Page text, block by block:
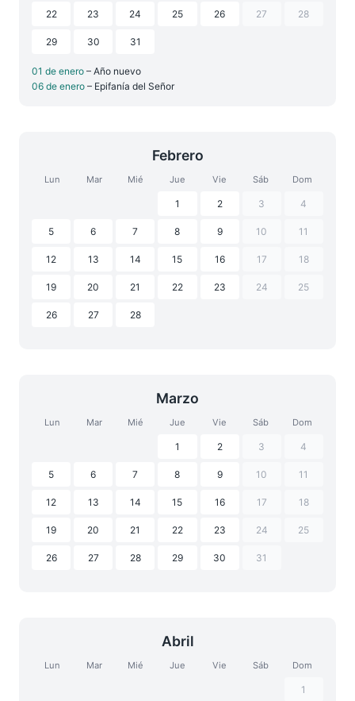
22 23 24 25 26 27 28
29 30 31
01 de enero – Año nuevo
06 de enero – Epifanía del Señor
Febrero
Lun Mar Mié Jue Vie Sáb Dom
1 2 3 4
5 6 7 8 9 10 11
12 13 14 15 16 17 18
19 20 21 22 23 24 25
26 27 28
Marzo
Lun Mar Mié Jue Vie Sáb Dom
1 2 3 4
5 6 7 8 9 10 11
12 13 14 15 16 17 18
19 20 21 22 23 24 25
26 27 28 29 30 31
Abril
Lun Mar Mié Jue Vie Sáb Dom
1